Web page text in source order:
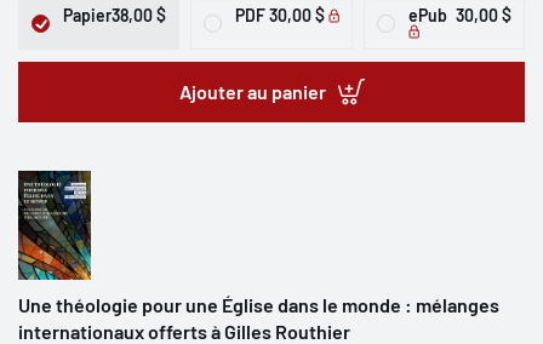
Papier38,00 $ PDF30,00 $ ePub 30,00 $
Ajouter au panier
Une théologie pour une Église dans le monde : mélanges
internationaux offerts à Gilles Routhier